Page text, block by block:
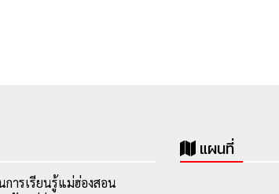
ารเรียนรู้แม่ฮ่องสอน
แผนที่